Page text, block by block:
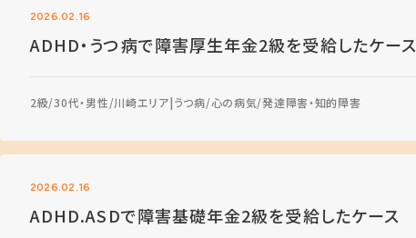
2026.02.16
ADHD・うつ病で障害厚生年金2級を受給したケース
2級 30代・男性 川崎エリア うつ病 心の病気 発達障害・知的障害
2026.02.16
ADHD.ASDで障害基礎年金2級を受給したケース